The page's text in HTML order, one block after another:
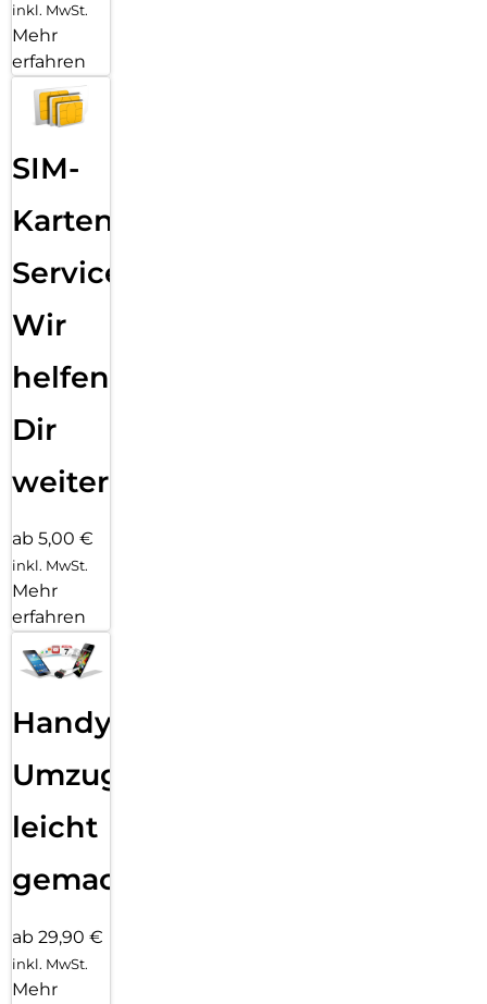
inkl. MwSt.
Mehr
erfahren
SIM-
Karten
Service:
Wir
helfen
Dir
weiter
ab 5,00 €
inkl. MwSt.
Mehr
erfahren
Handy
Umzug
leicht
gemacht!
ab 29,90 €
inkl. MwSt.
Mehr